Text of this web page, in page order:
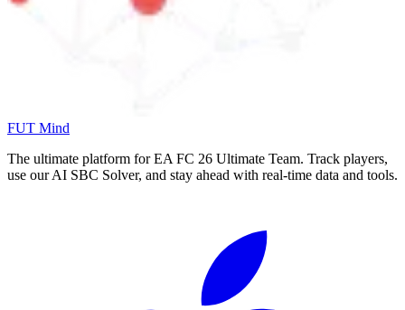
FUT Mind
The ultimate platform for EA FC 26 Ultimate Team. Track players,
use our AI SBC Solver, and stay ahead with real-time data and tools.